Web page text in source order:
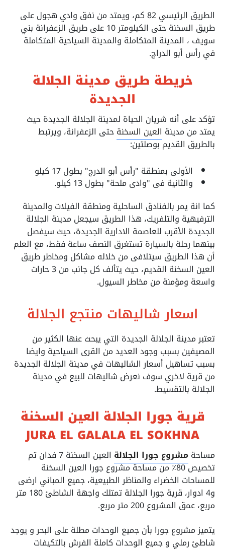
الطريق الرئيسي 82 كم، ويمتد من نفق وادي هجول على
طريق السخنة حتى الكيلومتر 10 على طريق الزعفرانة بني
سويف ، المدينة المتكاملة والمدينة السياحية المتكاملة
في رأس أبو الدراج.
خريطة طريق مدينة الجلالة
الجديدة
تؤكد على أنه شريان الحياة لمدينة الجلالة الجديدة حيث
يمتد من مدينة العين السخنةحتى الزعفرانة، ويرتبط
بالطريق القديم بوصلتين:
الأولى بمنطقة "رأس أبو الدرج" بطول 17 كيلو
والثانية فى "وادى ملحة" بطول 13 كيلو.
كما انة يمر بالفنادق الساحلية ومنطقة الفيلات والمدينة
الترفيهية والتلفريك، هذا الطريق سيجعل مدينة الجلالة
الجديدة الأقرب للعاصمة الادارية الجديدة، حيث سيفصل
بينهما رحلة بالسيارة تستغرق النصف ساعة فقط، مع العلم
أن هذا الطريق سيتلافى من خلاله مشاكل ومخاطر طريق
العين السخنة القديم، حيث يتألف كل جانب من 3 حارات
واسعة ومؤمنة من مخاطر السيول.
اسعار شاليهات منتجع الجلالة
تعتبر مدينة الجلالة الجديدة التي يبحث عنها الكثير من
المصيفين بسبب وجود العديد من القرى السياحية وايضا
بسبب تساهيل أسعار الشاليهات في مدينة الجلالة الجديدة
من قرية لاخري سوف نعرض شاليهات للبيع في مدينة
الجلالة بالتقسيط.
قرية جورا الجلالة العين السخنة
JURA EL GALALA EL SOKHNA
مساحةمشروع جورا الجلالة
العين السخنة 7 فدان تم
تخصيص 80٪ من مساحة مشروع جورا العين السخنة
للمساحات الخضراء والمناظر الطبيعية، جميع المباني ارضى
و4 ادوار، قرية جورا الجلالة تمتلك واجهة الشاطئ 180 متر
مربع، عمق المشروع 200 متر مربع.
يتميز مشروع جورا بأن جميع الوحدات مطلة على البحر و يوجد
شاطئ رملي و جميع الوحدات كاملة الفرش بالتكيفات